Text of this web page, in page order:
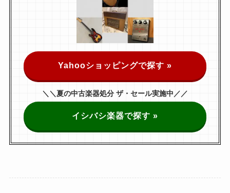
Yahooショッピングで探す »
＼＼夏の中古楽器処分 ザ・セール実施中／／
イシバシ楽器で探す »